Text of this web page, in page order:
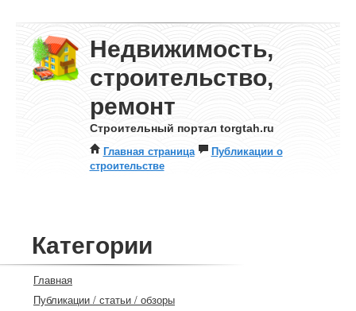
Недвижимость,
строительство,
ремонт
Строительный портал torgtah.ru
Главная страница
Публикации о
строительстве
Категории
Главная
Публикации / статьи / обзоры